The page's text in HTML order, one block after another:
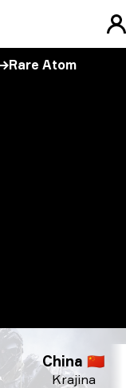
Rare Atom
Krajina
China 🇨🇳